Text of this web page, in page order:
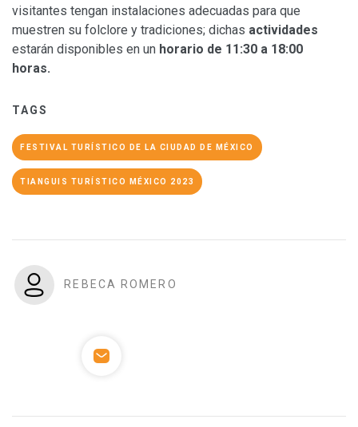
visitantes tengan instalaciones adecuadas para que
muestren su folclore y tradiciones; dichas actividades
estarán disponibles en un horario de 11:30 a 18:00
horas.
TAGS
FESTIVAL TURÍSTICO DE LA CIUDAD DE MÉXICO
TIANGUIS TURÍSTICO MÉXICO 2023
REBECA ROMERO